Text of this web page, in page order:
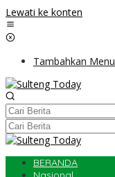
Lewati ke konten
Tambahkan Menu
BERANDA